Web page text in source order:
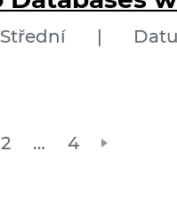
|
2 … 4